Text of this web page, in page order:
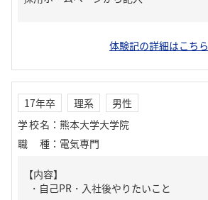
体験記の詳細はこちら
17年卒 理系
男性
学校名 ： 熊本大学大学院
職種 ： 電気専門
【内容】
・自己PR・入社後やりたいこと